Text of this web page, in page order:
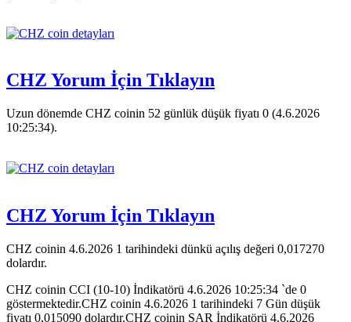
CHZ Yorum İçin Tıklayın
Uzun dönemde CHZ coinin 52 günlük düşük fiyatı 0 (4.6.2026
10:25:34).
CHZ Yorum İçin Tıklayın
CHZ coinin 4.6.2026 1 tarihindeki dünkü açılış değeri 0,017270
dolardır.
CHZ coinin CCI (10-10) İndikatörü 4.6.2026 10:25:34 `de 0
göstermektedir.CHZ coinin 4.6.2026 1 tarihindeki 7 Gün düşük
fiyatı 0,015090 dolardır.CHZ coinin SAR İndikatörü 4.6.2026